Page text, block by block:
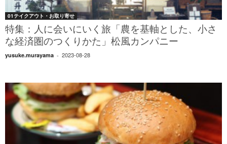
01テイクアウト・お取り寄せ
特集：人に会いにいく旅「農を基軸とした、小さ
な経済圏のつくりかた」松風カンパニー
yusuke.murayama - 2023-08-28